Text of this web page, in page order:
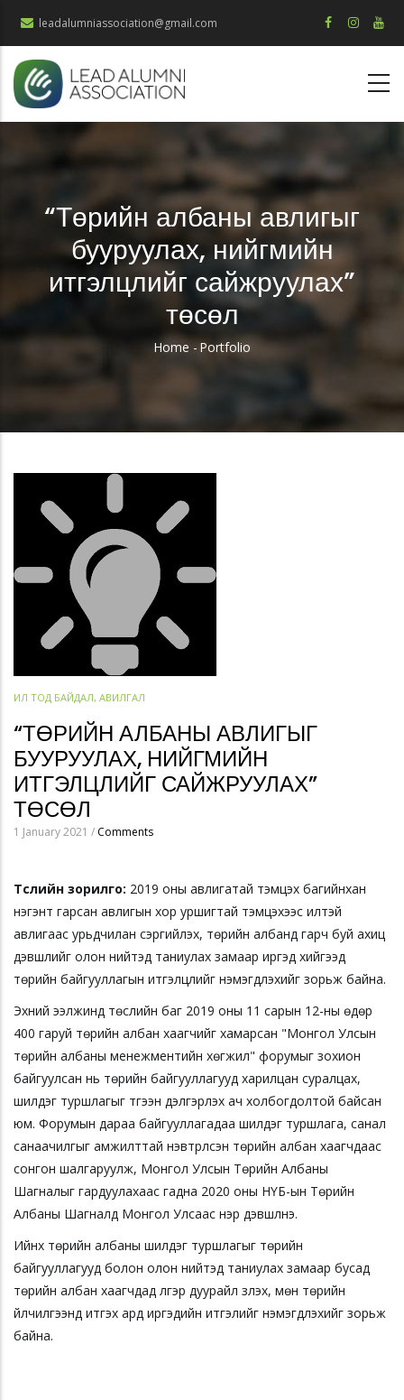
main
content
leadalumniassociation@gmail.com
“Төрийн албаны авлигыг
бууруулах, нийгмийн
итгэлцлийг сайжруулах”
төсөл
Breadcrumb
Home - Portfolio
ИЛ ТОД БАЙДАЛ, АВИЛГАЛ
“ТӨРИЙН АЛБАНЫ АВЛИГЫГ
БУУРУУЛАХ, НИЙГМИЙН
ИТГЭЛЦЛИЙГ САЙЖРУУЛАХ”
ТӨСӨЛ
1 January 2021 / Comments
Төслийн зорилго: 2019 оны авлигатай тэмцэх багийнхан
нэгэнт гарсан авлигын хор уршигтай тэмцэхээс илүүтэй
авлигаас урьдчилан сэргийлэх, төрийн албанд гарч буй ахиц
дэвшлийг олон нийтэд таниулах замаар иргэд хийгээд
төрийн байгууллагын итгэлцлийг нэмэгдүүлэхийг зорьж байна.
Эхний ээлжинд төслийн баг 2019 оны 11 сарын 12-ны өдөр
400 гаруй төрийн албан хаагчийг хамарсан "Монгол Улсын
төрийн албаны менежментийн хөгжил" форумыг зохион
байгуулсан нь төрийн байгууллагууд харилцан суралцах,
шилдэг туршлагыг түгээн дэлгэрүүлэх ач холбогдолтой байсан
юм. Форумын дараа байгууллагадаа шилдэг туршлага, санал
санаачилгыг амжилттай нэвтрүүлсэн төрийн албан хаагчдаас
сонгон шалгаруулж, Монгол Улсын Төрийн Албаны
Шагналыг гардуулахаас гадна 2020 оны НҮБ-ын Төрийн
Албаны Шагналд Монгол Улсаас нэр дэвшүүлнэ.
Ийнхүү төрийн албаны шилдэг туршлагыг төрийн
байгууллагууд болон олон нийтэд таниулах замаар бусад
төрийн албан хаагчдад үлгэр дуурайл үзүүлэх, мөн төрийн
үйлчилгээнд итгэх ард иргэдийн итгэлийг нэмэгдүүлэхийг зорьж
байна.